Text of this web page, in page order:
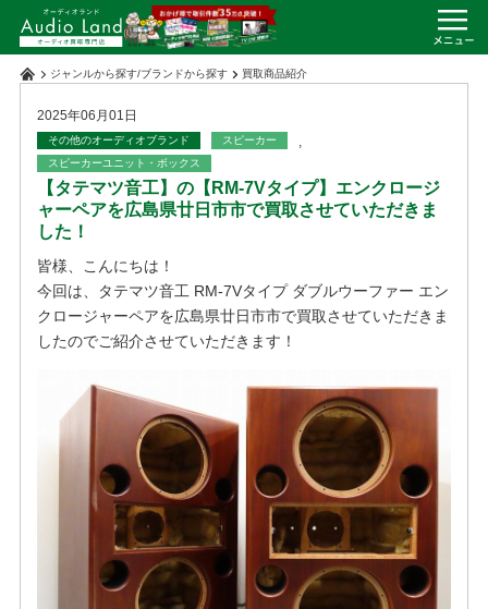
ジャンルから探す/ブランドから探す 買取商品紹介
2025年06月01日
その他のオーディオブランド スピーカー ,
スピーカーユニット・ボックス
【タテマツ音工】の【RM-7Vタイプ】エンクロージ
ャーペアを広島県廿日市市で買取させていただきま
した！
皆様、こんにちは！
今回は、タテマツ音工 RM-7Vタイプ ダブルウーファー エン
クロージャーペアを広島県廿日市市で買取させていただきま
したのでご紹介させていただきます！